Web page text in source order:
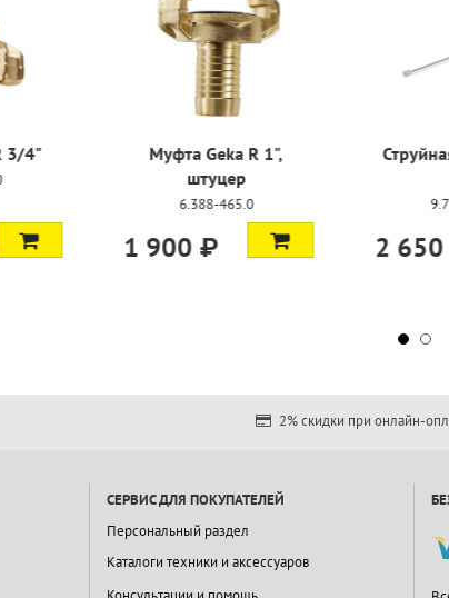
Муфта Geka, R 3/4"
6.388-473.0
1 900 ₽
Муфта Geka
6.388-
1 900 ₽
2% скидки при онлайн-
СЕРВИС ДЛЯ ПОКУПАТЕЛЕЙ
Персональный раздел
Каталоги техники и аксессуаров